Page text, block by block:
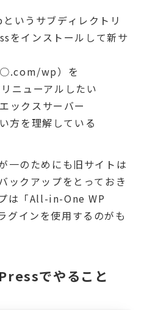
うサブディレクトリ
をインストールして新サ
wp）を
ューアルしたい
ックスサーバー
方を理解している
一のためにも旧サイトは
ックアップをとっておき
は「All-in-One WP
インを使用するのがも
でやること